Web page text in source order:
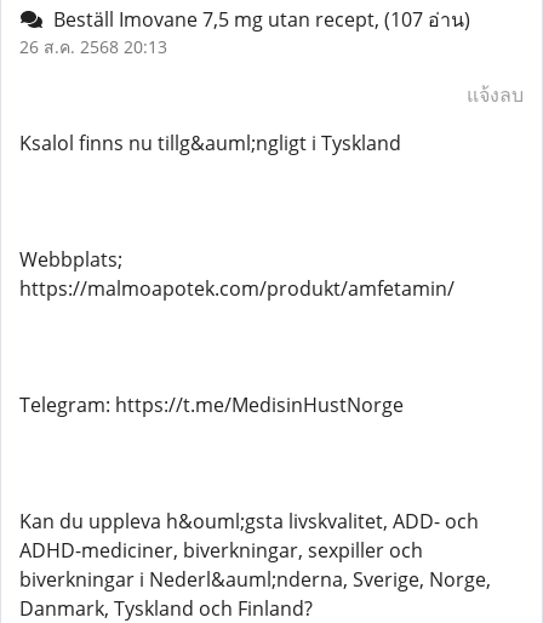
Beställ Imovane 7,5 mg utan recept, (107 อ่าน)
26 ส.ค. 2568 20:13
แจ้งลบ
Ksalol finns nu tillg&auml;ngligt i Tyskland
Webbplats;
https://malmoapotek.com/produkt/amfetamin/
Telegram: https://t.me/MedisinHustNorge
Kan du uppleva h&ouml;gsta livskvalitet, ADD- och
ADHD-mediciner, biverkningar, sexpiller och
biverkningar i Nederl&auml;nderna, Sverige, Norge,
Danmark, Tyskland och Finland?